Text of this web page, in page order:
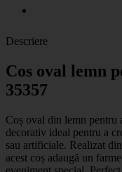
Descriere
Cos oval lemn
35357
Coș oval din lemn pentru
decorativ ideal pentru a
sau artificiale. Realizat
acest coș adaugă un